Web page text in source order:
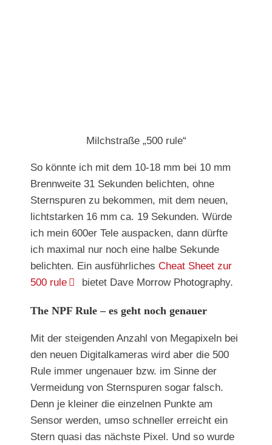
Milchstraße „500 rule“
So könnte ich mit dem 10-18 mm bei 10 mm
Brennweite 31 Sekunden belichten, ohne
Sternspuren zu bekommen, mit dem neuen,
lichtstarken 16 mm ca. 19 Sekunden. Würde
ich mein 600er Tele auspacken, dann dürfte
ich maximal nur noch eine halbe Sekunde
belichten. Ein ausführliches Cheat Sheet zur
500 rule
bietet Dave Morrow Photography.
The NPF Rule – es geht noch genauer
Mit der steigenden Anzahl von Megapixeln bei
den neuen Digitalkameras wird aber die 500
Rule immer ungenauer bzw. im Sinne der
Vermeidung von Sternspuren sogar falsch.
Denn je kleiner die einzelnen Punkte am
Sensor werden, umso schneller erreicht ein
Stern quasi das nächste Pixel. Und so wurde